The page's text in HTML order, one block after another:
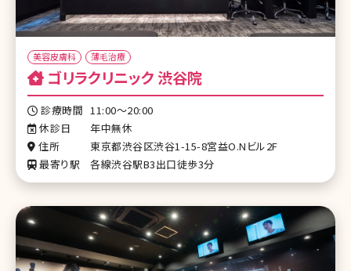
美容皮膚科 薄毛治療
ゴリラクリニック 渋谷院
診療時間 11:00～20:00
休診日
年中無休
住所
東京都渋谷区渋谷1-15-8宮益O.Nビル2F
最寄り駅
各線渋谷駅B3出口徒歩3分